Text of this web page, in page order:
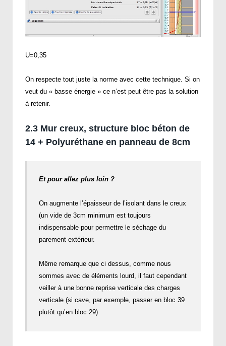
U=0,35
On respecte tout juste la norme avec cette technique. Si on
veut du « basse énergie » ce n’est peut être pas la solution
à retenir.
2.3 Mur creux, structure bloc béton de
14 + Polyuréthane en panneau de 8cm
Et pour allez plus loin ?
On augmente l’épaisseur de l’isolant dans le creux
(un vide de 3cm minimum est toujours
indispensable pour permettre le séchage du
parement extérieur.
Même remarque que ci dessus, comme nous
sommes avec de éléments lourd, il faut cependant
veiller à une bonne reprise verticale des charges
verticale (si cave, par exemple, passer en bloc 39
plutôt qu’en bloc 29)